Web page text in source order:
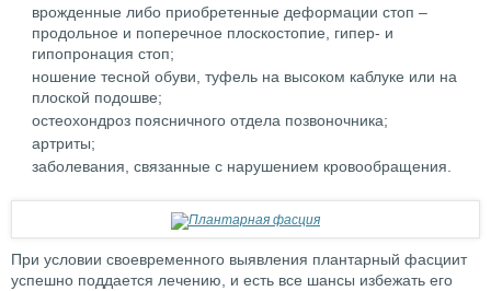
врожденные либо приобретенные деформации стоп –
продольное и поперечное плоскостопие, гипер- и
гипопронация стоп;
ношение тесной обуви, туфель на высоком каблуке или на
плоской подошве;
остеохондроз поясничного отдела позвоночника;
артриты;
заболевания, связанные с нарушением кровообращения.
При условии своевременного выявления плантарный фасциит
успешно поддается лечению, и есть все шансы избежать его